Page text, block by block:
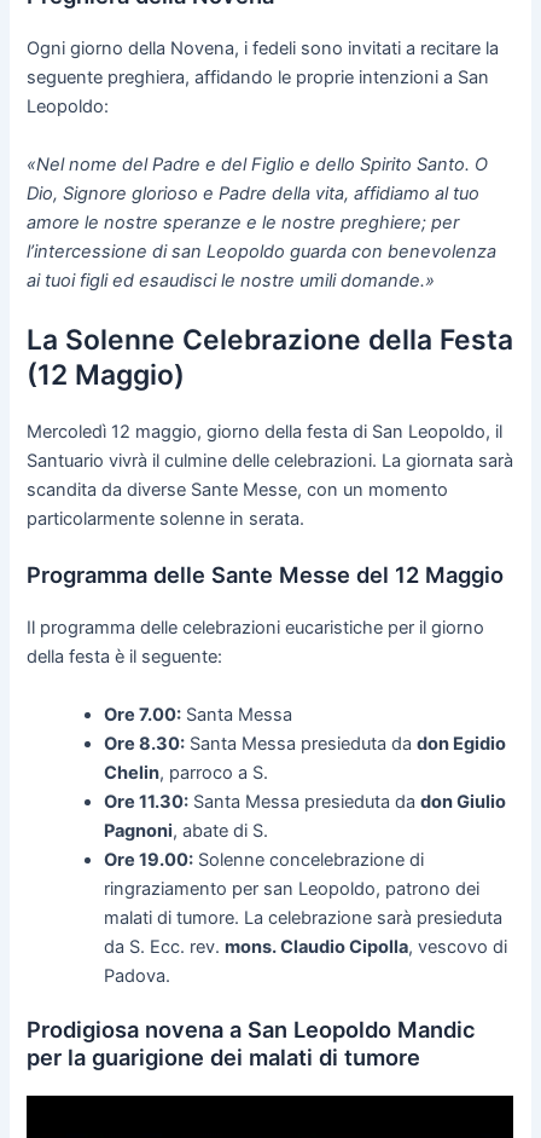
Ogni giorno della Novena, i fedeli sono invitati a recitare la
seguente preghiera, affidando le proprie intenzioni a San
Leopoldo:
«Nel nome del Padre e del Figlio e dello Spirito Santo. O
Dio, Signore glorioso e Padre della vita, affidiamo al tuo
amore le nostre speranze e le nostre preghiere; per
l’intercessione di san Leopoldo guarda con benevolenza
ai tuoi figli ed esaudisci le nostre umili domande.»
La Solenne Celebrazione della Festa
(12 Maggio)
Mercoledì 12 maggio, giorno della festa di San Leopoldo, il
Santuario vivrà il culmine delle celebrazioni. La giornata sarà
scandita da diverse Sante Messe, con un momento
particolarmente solenne in serata.
Programma delle Sante Messe del 12 Maggio
Il programma delle celebrazioni eucaristiche per il giorno
della festa è il seguente:
Ore 7.00: Santa Messa
Ore 8.30: Santa Messa presieduta dadon Egidio
Chelin, parroco a S.
Ore 11.30: Santa Messa presieduta dadon Giulio
Pagnoni, abate di S.
Ore 19.00: Solenne concelebrazione di
ringraziamento per san Leopoldo, patrono dei
malati di tumore. La celebrazione sarà presieduta
da S. Ecc. rev.mons. Claudio Cipolla, vescovo di
Padova.
Prodigiosa novena a San Leopoldo Mandic
per la guarigione dei malati di tumore